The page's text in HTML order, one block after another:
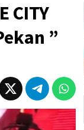
CITY
”